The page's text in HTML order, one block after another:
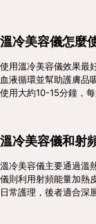
溫冷美容儀怎麼
使用溫冷美容儀效果最
血液循環並幫助護膚品
使用大約10-15分鐘，
溫冷美容儀和射
溫冷美容儀主要通過溫
儀則利用射頻能量加熱
日常護理，後者適合深